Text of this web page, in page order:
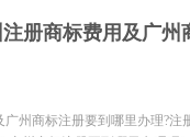
注册商标费用及广
广州商标注册要到哪里办理?